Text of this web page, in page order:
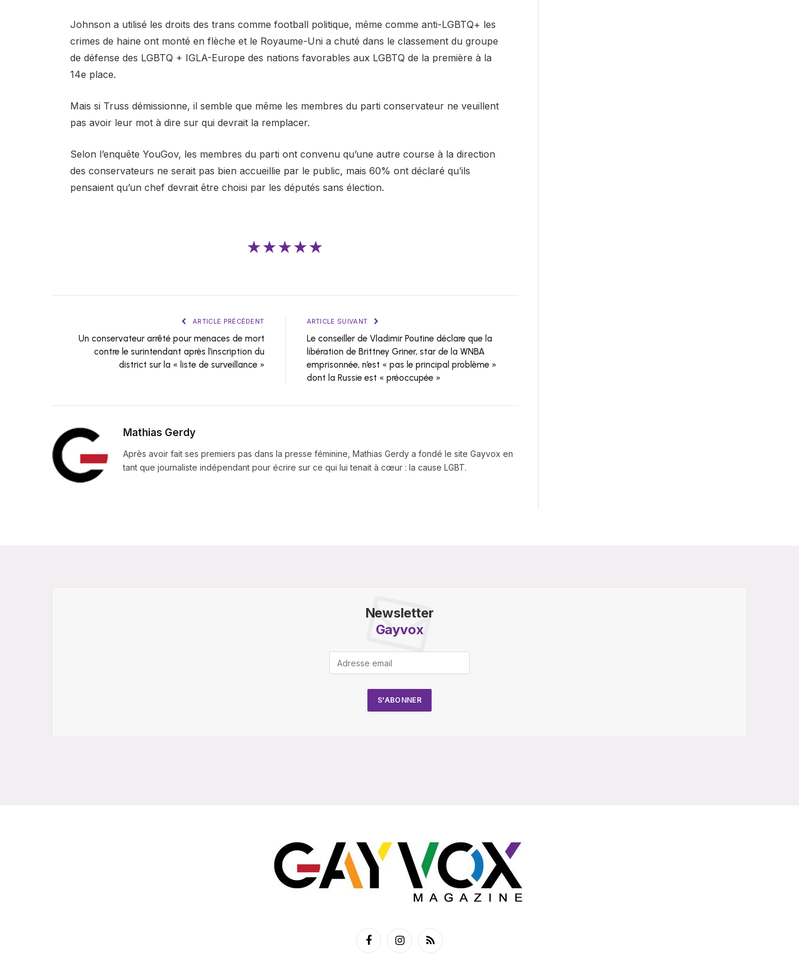
Johnson a utilisé les droits des trans comme football politique, même comme anti-LGBTQ+ les
crimes de haine ont monté en flèche et le Royaume-Uni a chuté dans le classement du groupe
de défense des LGBTQ + IGLA-Europe des nations favorables aux LGBTQ de la première à la
14e place.
Mais si Truss démissionne, il semble que même les membres du parti conservateur ne veuillent
pas avoir leur mot à dire sur qui devrait la remplacer.
Selon l’enquête YouGov, les membres du parti ont convenu qu’une autre course à la direction
des conservateurs ne serait pas bien accueillie par le public, mais 60% ont déclaré qu’ils
pensaient qu’un chef devrait être choisi par les députés sans élection.
★★★★★
ARTICLE PRÉCÉDENT
Un conservateur arrêté pour menaces de mort
contre le surintendant après l’inscription du
district sur la « liste de surveillance »
ARTICLE SUIVANT
Le conseiller de Vladimir Poutine déclare que la
libération de Brittney Griner, star de la WNBA
emprisonnée, n’est « pas le principal problème »
dont la Russie est « préoccupée »
Mathias Gerdy
Après avoir fait ses premiers pas dans la presse féminine, Mathias Gerdy a fondé le site Gayvox en
tant que journaliste indépendant pour écrire sur ce qui lui tenait à cœur : la cause LGBT.
Newsletter
Gayvox
FacebookInstagramRSS